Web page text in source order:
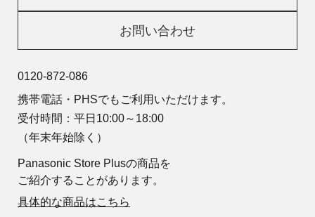
お問い合わせ
0120-872-086
携帯電話・PHSでもご利用いただけます。
受付時間：平日10:00～18:00
（年末年始除く）
Panasonic Store Plusの商品を
ご紹介することがあります。
具体的な商品はこちら